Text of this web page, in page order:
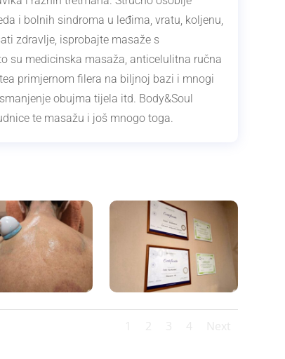
i bolnih sindroma u leđima, vratu, koljenu,
zdravlje, isprobajte masaže s
su medicinska masaža, anticelulitna ručna
primjernom filera na biljnoj bazi i mnogi
obujma tijela itd. Body&Soul
te masažu i još mnogo toga.